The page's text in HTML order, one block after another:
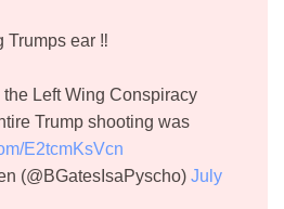
Trumps ear ‼️
Left Wing Conspiracy
Trump shooting was
E2tcmKsVcn
(@BGatesIsaPyscho) July